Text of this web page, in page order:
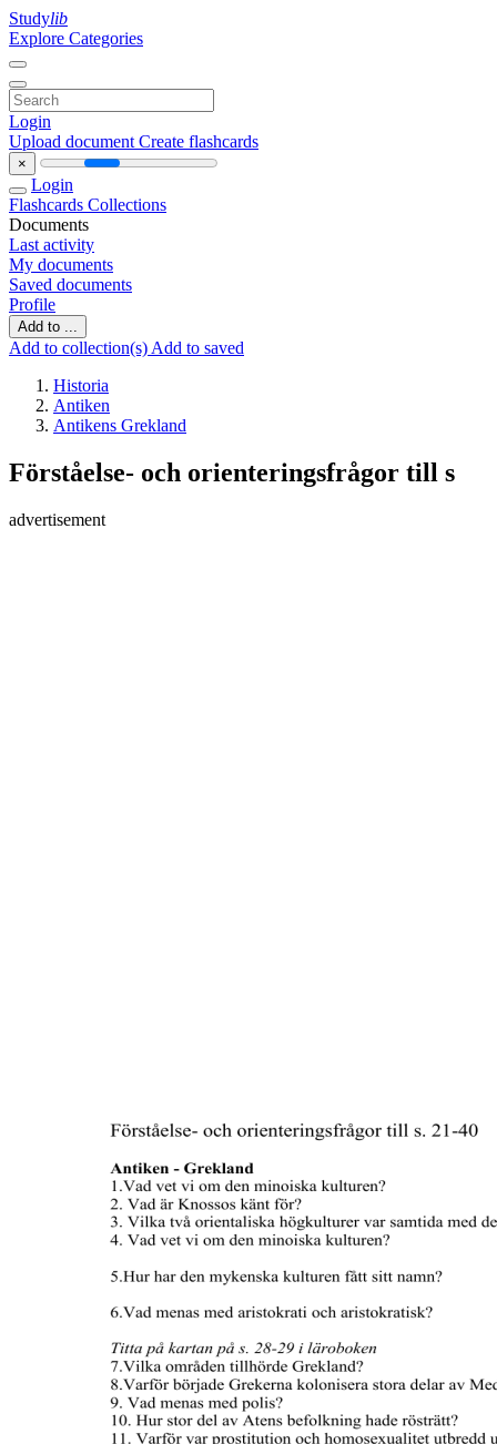
Studylib
Explore Categories
Login
Upload document Create flashcards
×
Login
Flashcards Collections
Documents
Last activity
My documents
Saved documents
Profile
Add to ...
Add to collection(s) Add to saved
Historia
Antiken
Antikens Grekland
Förståelse- och orienteringsfrågor till s
advertisement